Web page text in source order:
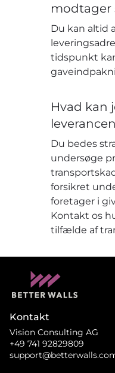
modtager
Du kan altid
tidspunkt
Hvad kan
Du bedes
undersøge
forsikret
foretager i
Kontakt os
tilfælde af
Kontakt
Vision Consulting AG
+49 741 92829809